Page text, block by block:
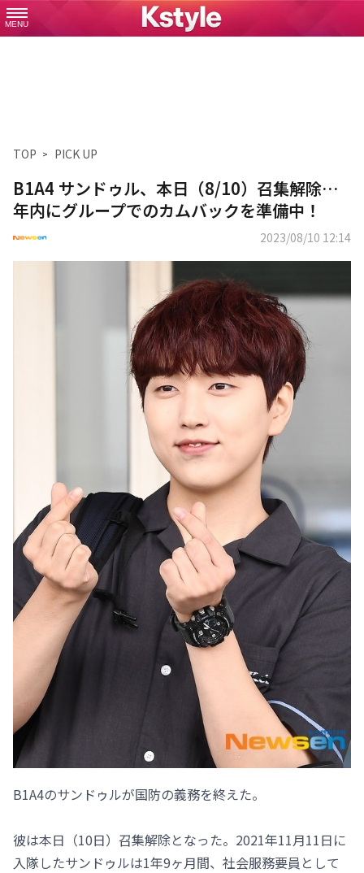
MENU
TOP PICK UP
B1A4 サンドゥル、本日（8/10）召集解除…
年内にグループでのカムバックを準備中！
2023/08/10 12:14
B1A4のサンドゥルが国防の義務を終えた。
彼は本日（10日）召集解除となった。2021年11月11日に
入隊したサンドゥルは1年9ヶ月間、社会服務要員として